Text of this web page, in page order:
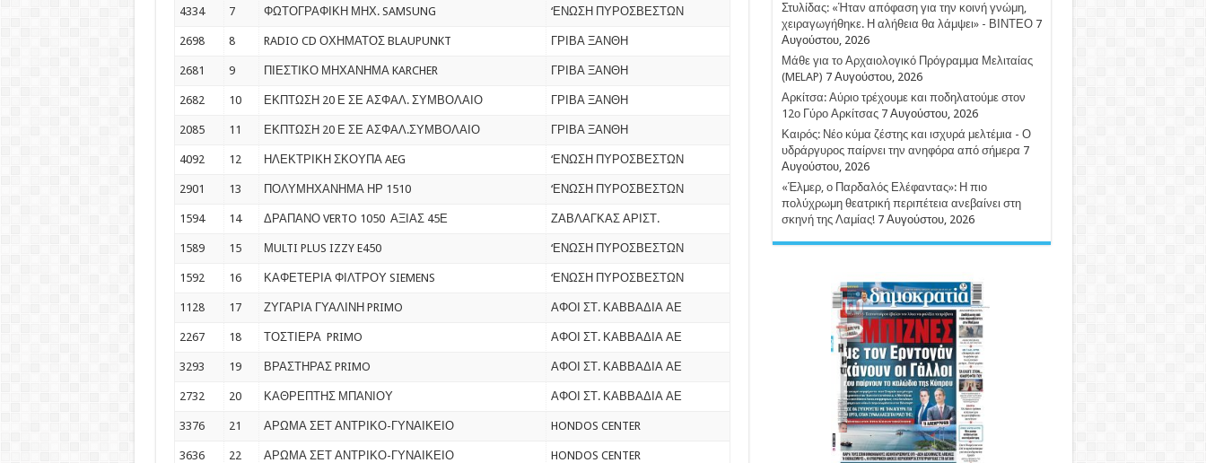
4334 7 ΦΩΤΟΓΡΑΦΙΚΗ ΜΗΧ. SAMSUNG ‘ΕΝΩΣΗ ΠΥΡΟΣΒΕΣΤΩΝ
2698 8 RADIO CD ΟΧΗΜΑΤΟΣ BLAUPUNKT ΓΡΙΒΑ ΞΑΝΘΗ
2681 9 ΠΙΕΣΤΙΚΟ ΜΗΧΑΝΗΜΑ KARCHER ΓΡΙΒΑ ΞΑΝΘΗ
2682 10 ΕΚΠΤΩΣΗ 20 Ε ΣΕ ΑΣΦΑΛ. ΣΥΜΒΟΛΑΙΟ ΓΡΙΒΑ ΞΑΝΘΗ
2085 11 ΕΚΠΤΩΣΗ 20 Ε ΣΕ ΑΣΦΑΛ.ΣΥΜΒΟΛΑΙΟ ΓΡΙΒΑ ΞΑΝΘΗ
4092 12 ΗΛΕΚΤΡΙΚΗ ΣΚΟΥΠΑ AEG ‘ΕΝΩΣΗ ΠΥΡΟΣΒΕΣΤΩΝ
2901 13 ΠΟΛΥΜΗΧΑΝΗΜΑ ΗΡ 1510 ‘ΕΝΩΣΗ ΠΥΡΟΣΒΕΣΤΩΝ
1594 14 ΔΡΑΠΑΝΟ VERTO 1050 ΑΞΙΑΣ 45Ε ΖΑΒΛΑΓΚΑΣ ΑΡΙΣΤ.
1589 15 ΜULTI PLUS IZZY E450 ‘ΕΝΩΣΗ ΠΥΡΟΣΒΕΣΤΩΝ
1592 16 ΚΑΦΕΤΕΡΙΑ ΦΙΛΤΡΟΥ SIEMENS ‘ΕΝΩΣΗ ΠΥΡΟΣΒΕΣΤΩΝ
1128 17 ΖΥΓΑΡΙΑ ΓΥΑΛΙΝΗ PRIMO ΑΦΟΙ ΣΤ. ΚΑΒΒΑΔΙΑ ΑΕ
2267 18 ΤΟΣΤΙΕΡΑ PRIMO ΑΦΟΙ ΣΤ. ΚΑΒΒΑΔΙΑ ΑΕ
3293 19 ΒΡΑΣΤΗΡΑΣ PRIMO ΑΦΟΙ ΣΤ. ΚΑΒΒΑΔΙΑ ΑΕ
2732 20 ΚΑΘΡΕΠΤΗΣ ΜΠΑΝΙΟΥ ΑΦΟΙ ΣΤ. ΚΑΒΒΑΔΙΑ ΑΕ
3376 21 ΑΡΩΜΑ ΣΕΤ ΑΝΤΡΙΚΟ-ΓΥΝΑΙΚΕΙΟ HONDOS CENTER
3636 22 ΑΡΩΜΑ ΣΕΤ ΑΝΤΡΙΚΟ-ΓΥΝΑΙΚΕΙΟ HONDOS CENTER
Στυλίδας: «Ήταν απόφαση για την κοινή γνώμη,
χειραγωγήθηκε. Η αλήθεια θα λάμψει» - ΒΙΝΤΕΟ 7
Αυγούστου, 2026
Μάθε για το Αρχαιολογικό Πρόγραμμα Μελιταίας
(MELAP) 7 Αυγούστου, 2026
Αρκίτσα: Αύριο τρέχουμε και ποδηλατούμε στον
12ο Γύρο Αρκίτσας 7 Αυγούστου, 2026
Καιρός: Νέο κύμα ζέστης και ισχυρά μελτέμια - Ο
υδράργυρος παίρνει την ανηφόρα από σήμερα 7
Αυγούστου, 2026
«Έλμερ, ο Παρδαλός Ελέφαντας»: Η πιο
πολύχρωμη θεατρική περιπέτεια ανεβαίνει στη
σκηνή της Λαμίας! 7 Αυγούστου, 2026